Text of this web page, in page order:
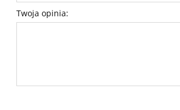
Twoja opinia: